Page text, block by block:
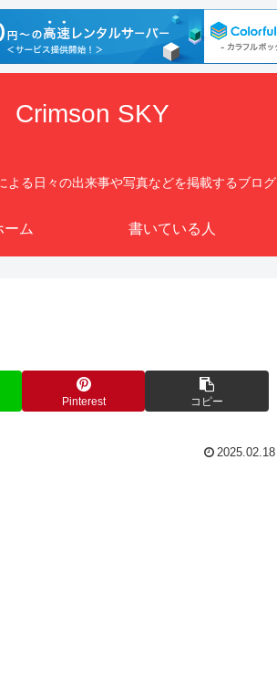
Crimson SKY
よる日々の出来事や写真などを掲載するブログ
ーム 書いている人
Pinterest コピー
2025.02.18